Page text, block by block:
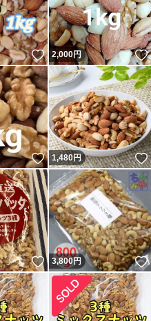
いいね！
2,000円
いいね！
1,480円
いいね！
3,800円